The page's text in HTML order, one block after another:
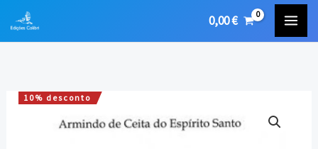
0,00€
10% desconto
Quantidade